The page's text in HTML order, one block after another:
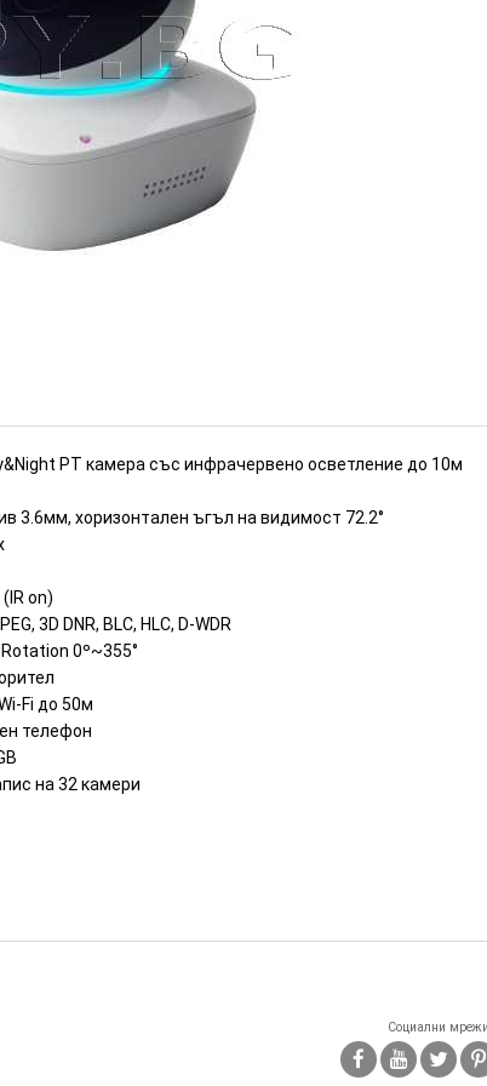
PT камера със IR осветление до 10м
PT камера със инфрачервено осветление до 10м
3.6мм, хоризонтален ъгъл на видимост 72.2°
on)
3D DNR, BLC, HLC, D-WDR
0º~355°
Fi до 50м
телефон
на 32 камери
Социални мрежи